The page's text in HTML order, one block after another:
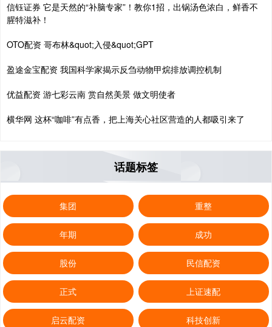
信钰证券 它是天然的“补脑专家”！教你1招，出锅汤色浓白，鲜香不
腥特滋补！
OTO配资 哥布林&quot;入侵&quot;GPT
盈途金宝配资 我国科学家揭示反刍动物甲烷排放调控机制
优益配资 游七彩云南 赏自然美景 做文明使者
横华网 这杯“咖啡”有点香，把上海关心社区营造的人都吸引来了
话题标签
集团 重整
年期 成功
股份 民信配资
正式 上证速配
启云配资 科技创新